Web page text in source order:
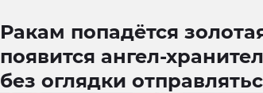
Ракам попадётся
появится ангел-
без оглядки